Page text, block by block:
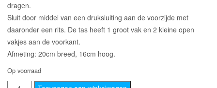
dragen.
Sluit door middel van een druksluiting aan de voorzijde met
daaronder een rits. De tas heeft 1 groot vak en 2 kleine open
vakjes aan de voorkant.
Afmeting: 20cm breed, 16cm hoog.
Op voorraad